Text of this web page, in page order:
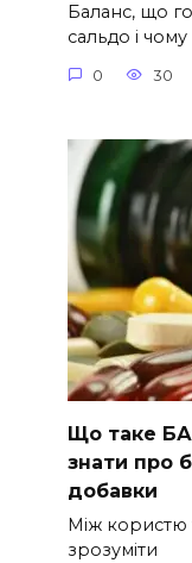
Баланс, що
сальдо і
0 30
Що таке
знати про
добавки
Між користю
зрозуміти